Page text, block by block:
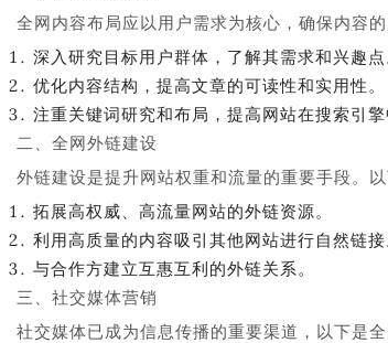
全网内容布局应以用户需求为核心，确保内容
深入研究目标用户群体，了解其需求和兴趣点
优化内容结构，提高文章的可读性和实用性。
注重关键词研究和布局，提高网站在搜索引擎
二、全网外链建设
外链建设是提升网站权重和流量的重要手段。
拓展高权威、高流量网站的外链资源。
利用高质量的内容吸引其他网站进行自然链接
与合作方建立互惠互利的外链关系。
三、社交媒体营销
社交媒体已成为信息传播的重要渠道，以下是